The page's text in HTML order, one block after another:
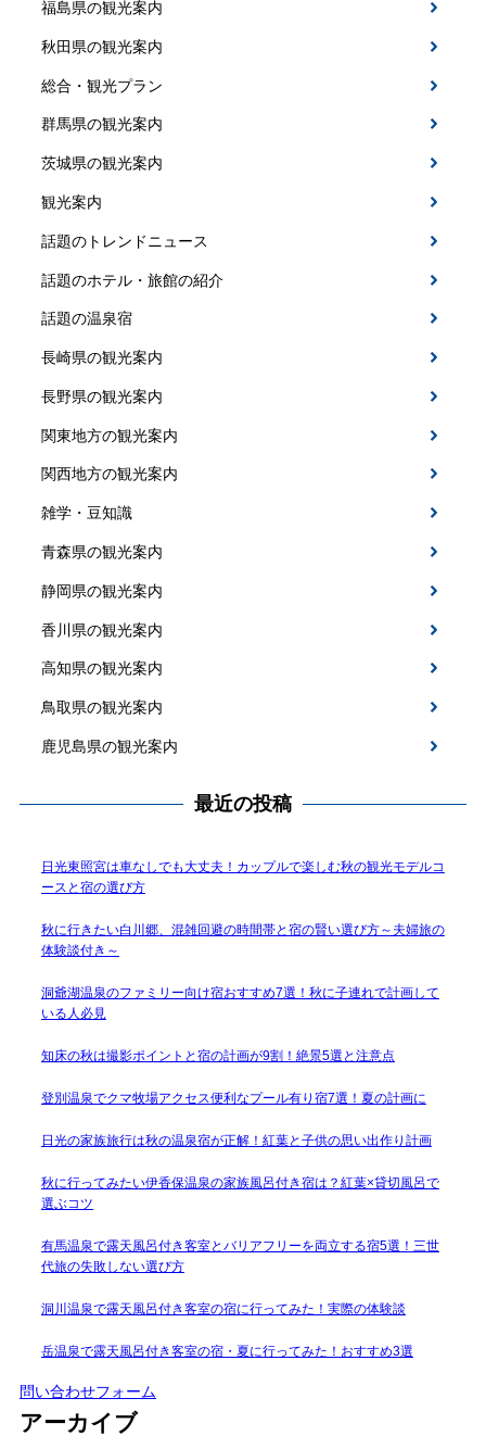
福島県の観光案内
秋田県の観光案内
総合・観光プラン
群馬県の観光案内
茨城県の観光案内
観光案内
話題のトレンドニュース
話題のホテル・旅館の紹介
話題の温泉宿
長崎県の観光案内
長野県の観光案内
関東地方の観光案内
関西地方の観光案内
雑学・豆知識
青森県の観光案内
静岡県の観光案内
香川県の観光案内
高知県の観光案内
鳥取県の観光案内
鹿児島県の観光案内
最近の投稿
日光東照宮は車なしでも大丈夫！カップルで楽しむ秋の観光モデルコ
ースと宿の選び方
秋に行きたい白川郷、混雑回避の時間帯と宿の賢い選び方～夫婦旅の
体験談付き～
洞爺湖温泉のファミリー向け宿おすすめ7選！秋に子連れで計画して
いる人必見
知床の秋は撮影ポイントと宿の計画が9割！絶景5選と注意点
登別温泉でクマ牧場アクセス便利なプール有り宿7選！夏の計画に
日光の家族旅行は秋の温泉宿が正解！紅葉と子供の思い出作り計画
秋に行ってみたい伊香保温泉の家族風呂付き宿は？紅葉×貸切風呂で
選ぶコツ
有馬温泉で露天風呂付き客室とバリアフリーを両立する宿5選！三世
代旅の失敗しない選び方
洞川温泉で露天風呂付き客室の宿に行ってみた！実際の体験談
岳温泉で露天風呂付き客室の宿・夏に行ってみた！おすすめ3選
問い合わせフォーム
アーカイブ